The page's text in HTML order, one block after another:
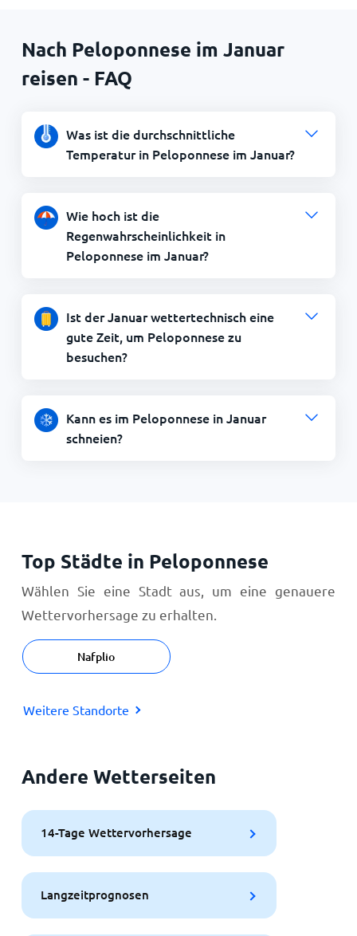
Nach Peloponnese im Januar
reisen - FAQ
Was ist die durchschnittliche
Temperatur in Peloponnese im Januar?
Wie hoch ist die
Regenwahrscheinlichkeit in
Peloponnese im Januar?
Ist der Januar wettertechnisch eine
gute Zeit, um Peloponnese zu
besuchen?
Kann es im Peloponnese in Januar
schneien?
Top Städte in Peloponnese
Wählen Sie eine Stadt aus, um eine genauere
Wettervorhersage zu erhalten.
Nafplio
Weitere Standorte
Andere Wetterseiten
14-Tage Wettervorhersage
Langzeitprognosen